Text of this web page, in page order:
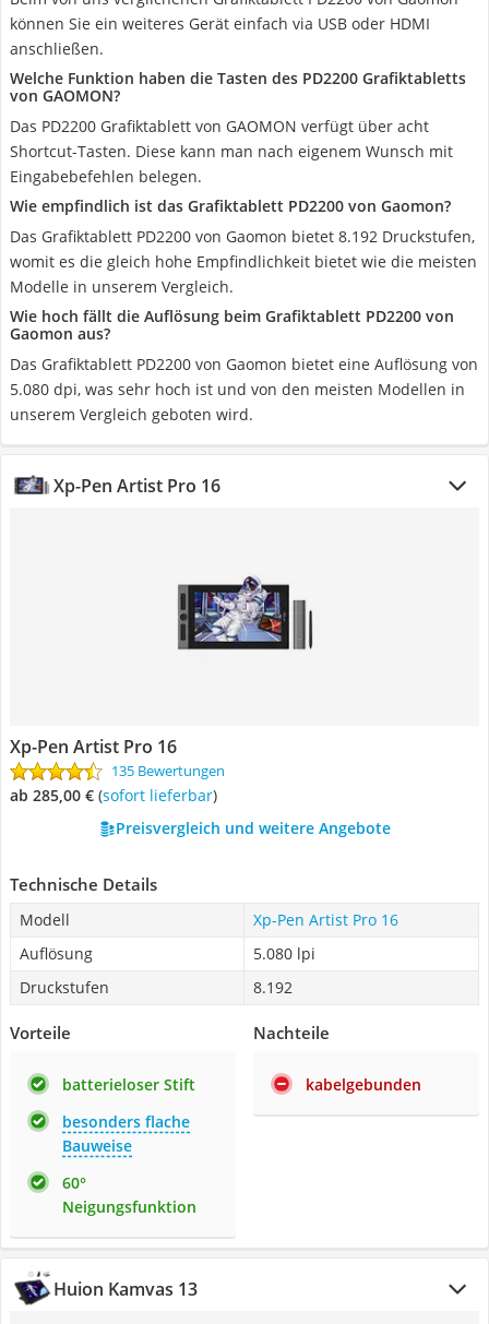
können Sie ein weiteres Gerät einfach via USB oder HDMI
anschließen.
Welche Funktion haben die Tasten des PD2200 Grafiktabletts
von GAOMON?
Das PD2200 Grafiktablett von GAOMON verfügt über acht
Shortcut-Tasten. Diese kann man nach eigenem Wunsch mit
Eingabebefehlen belegen.
Wie empfindlich ist das Grafiktablett PD2200 von Gaomon?
Das Grafiktablett PD2200 von Gaomon bietet 8.192 Druckstufen,
womit es die gleich hohe Empfindlichkeit bietet wie die meisten
Modelle in unserem Vergleich.
Wie hoch fällt die Auflösung beim Grafiktablett PD2200 von
Gaomon aus?
Das Grafiktablett PD2200 von Gaomon bietet eine Auflösung von
5.080 dpi, was sehr hoch ist und von den meisten Modellen in
unserem Vergleich geboten wird.
Xp-Pen Artist Pro 16
Xp-Pen Artist Pro 16
135 Bewertungen
ab 285,00 € ( Sofort lieferbar)
Preisvergleich und weitere Angebote
Technische Details
Modell
Xp-Pen Artist Pro 16
Auflösung
5.080 lpi
Druckstufen
8.192
Vorteile
batterieloser Stift
besonders flache
Bauweise
60°
Neigungsfunktion
Nachteile
kabelgebunden
Huion Kamvas 13